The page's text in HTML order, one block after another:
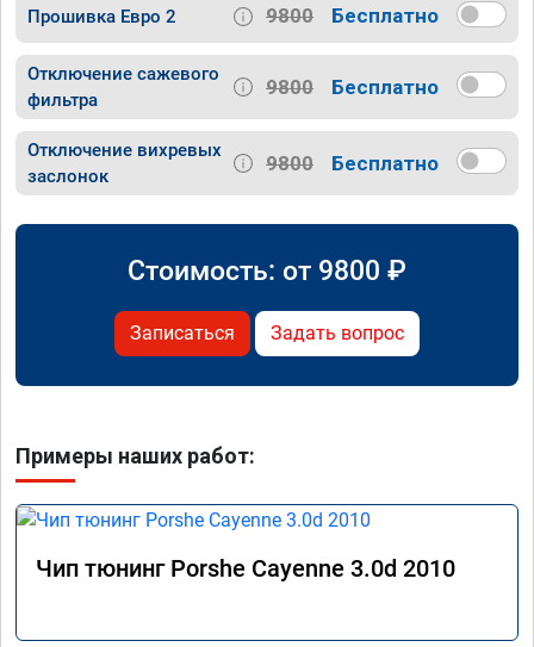
Прошивка Евро 2 9800 Бесплатно
Отключение сажевого
фильтра
9800 Бесплатно
Отключение вихревых
заслонок
9800 Бесплатно
Стоимость: от 9800 ₽
Записаться Задать вопрос
Примеры наших работ:
Чип тюнинг Porshe Cayenne 3.0d 2010